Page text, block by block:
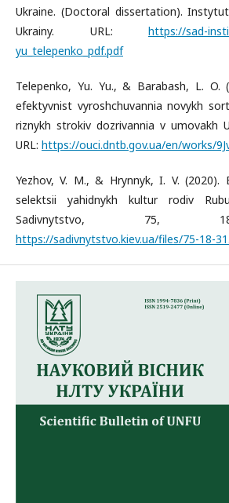
Ukraine. (Doctoral dissertation).
Ukrainy. URL: https://sad-
yu_telepenko_pdf.pdf
Telepenko, Yu. Yu., & Barabash, L. O.
efektyvnist vyroshchuvannia novykh
riznykh strokiv dozrivannia v umovakh
URL: https://ouci.dntb.gov.ua/en/works/
Yezhov, V. M., & Hrynnyk, I. V. (2020).
selektsii yahidnykh kultur rodiv
Sadivnytstvo, 75,
https://sadivnytstvo.kiev.ua/files/75-18-